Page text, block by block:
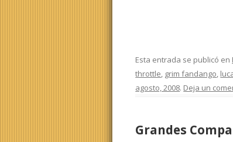
Esta entrada se publicó en
throttle, grim fandango,
agosto, 2008. Deja un
Grandes